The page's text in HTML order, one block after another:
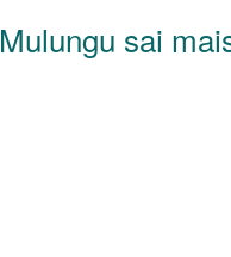
Mulungu sai